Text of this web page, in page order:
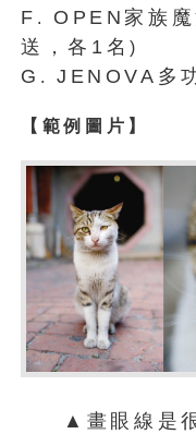
F . OPEN家族
送，各1名)
G . JENOVA多
【範例圖片】
▲ 畫眼線是